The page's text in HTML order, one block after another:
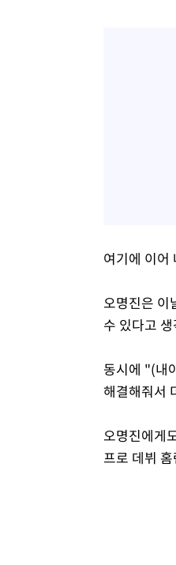
여기에 이어
오명진은 이
수 있다고
동시에 "(내
해결해줘서
오명진에게
프로 데뷔